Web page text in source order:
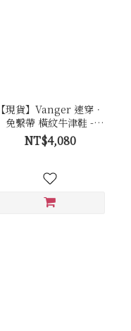
【現貨】Vanger 速穿．
免繫帶 橫紋牛津鞋 -
Va301黑
NT$4,080